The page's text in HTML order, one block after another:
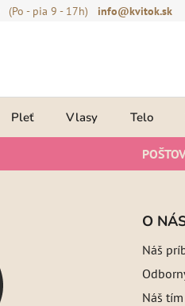
(Po - pia 9 - 17h) info@kvitok.sk
Pleť Vlasy Telo
O
Náš
Náš tím